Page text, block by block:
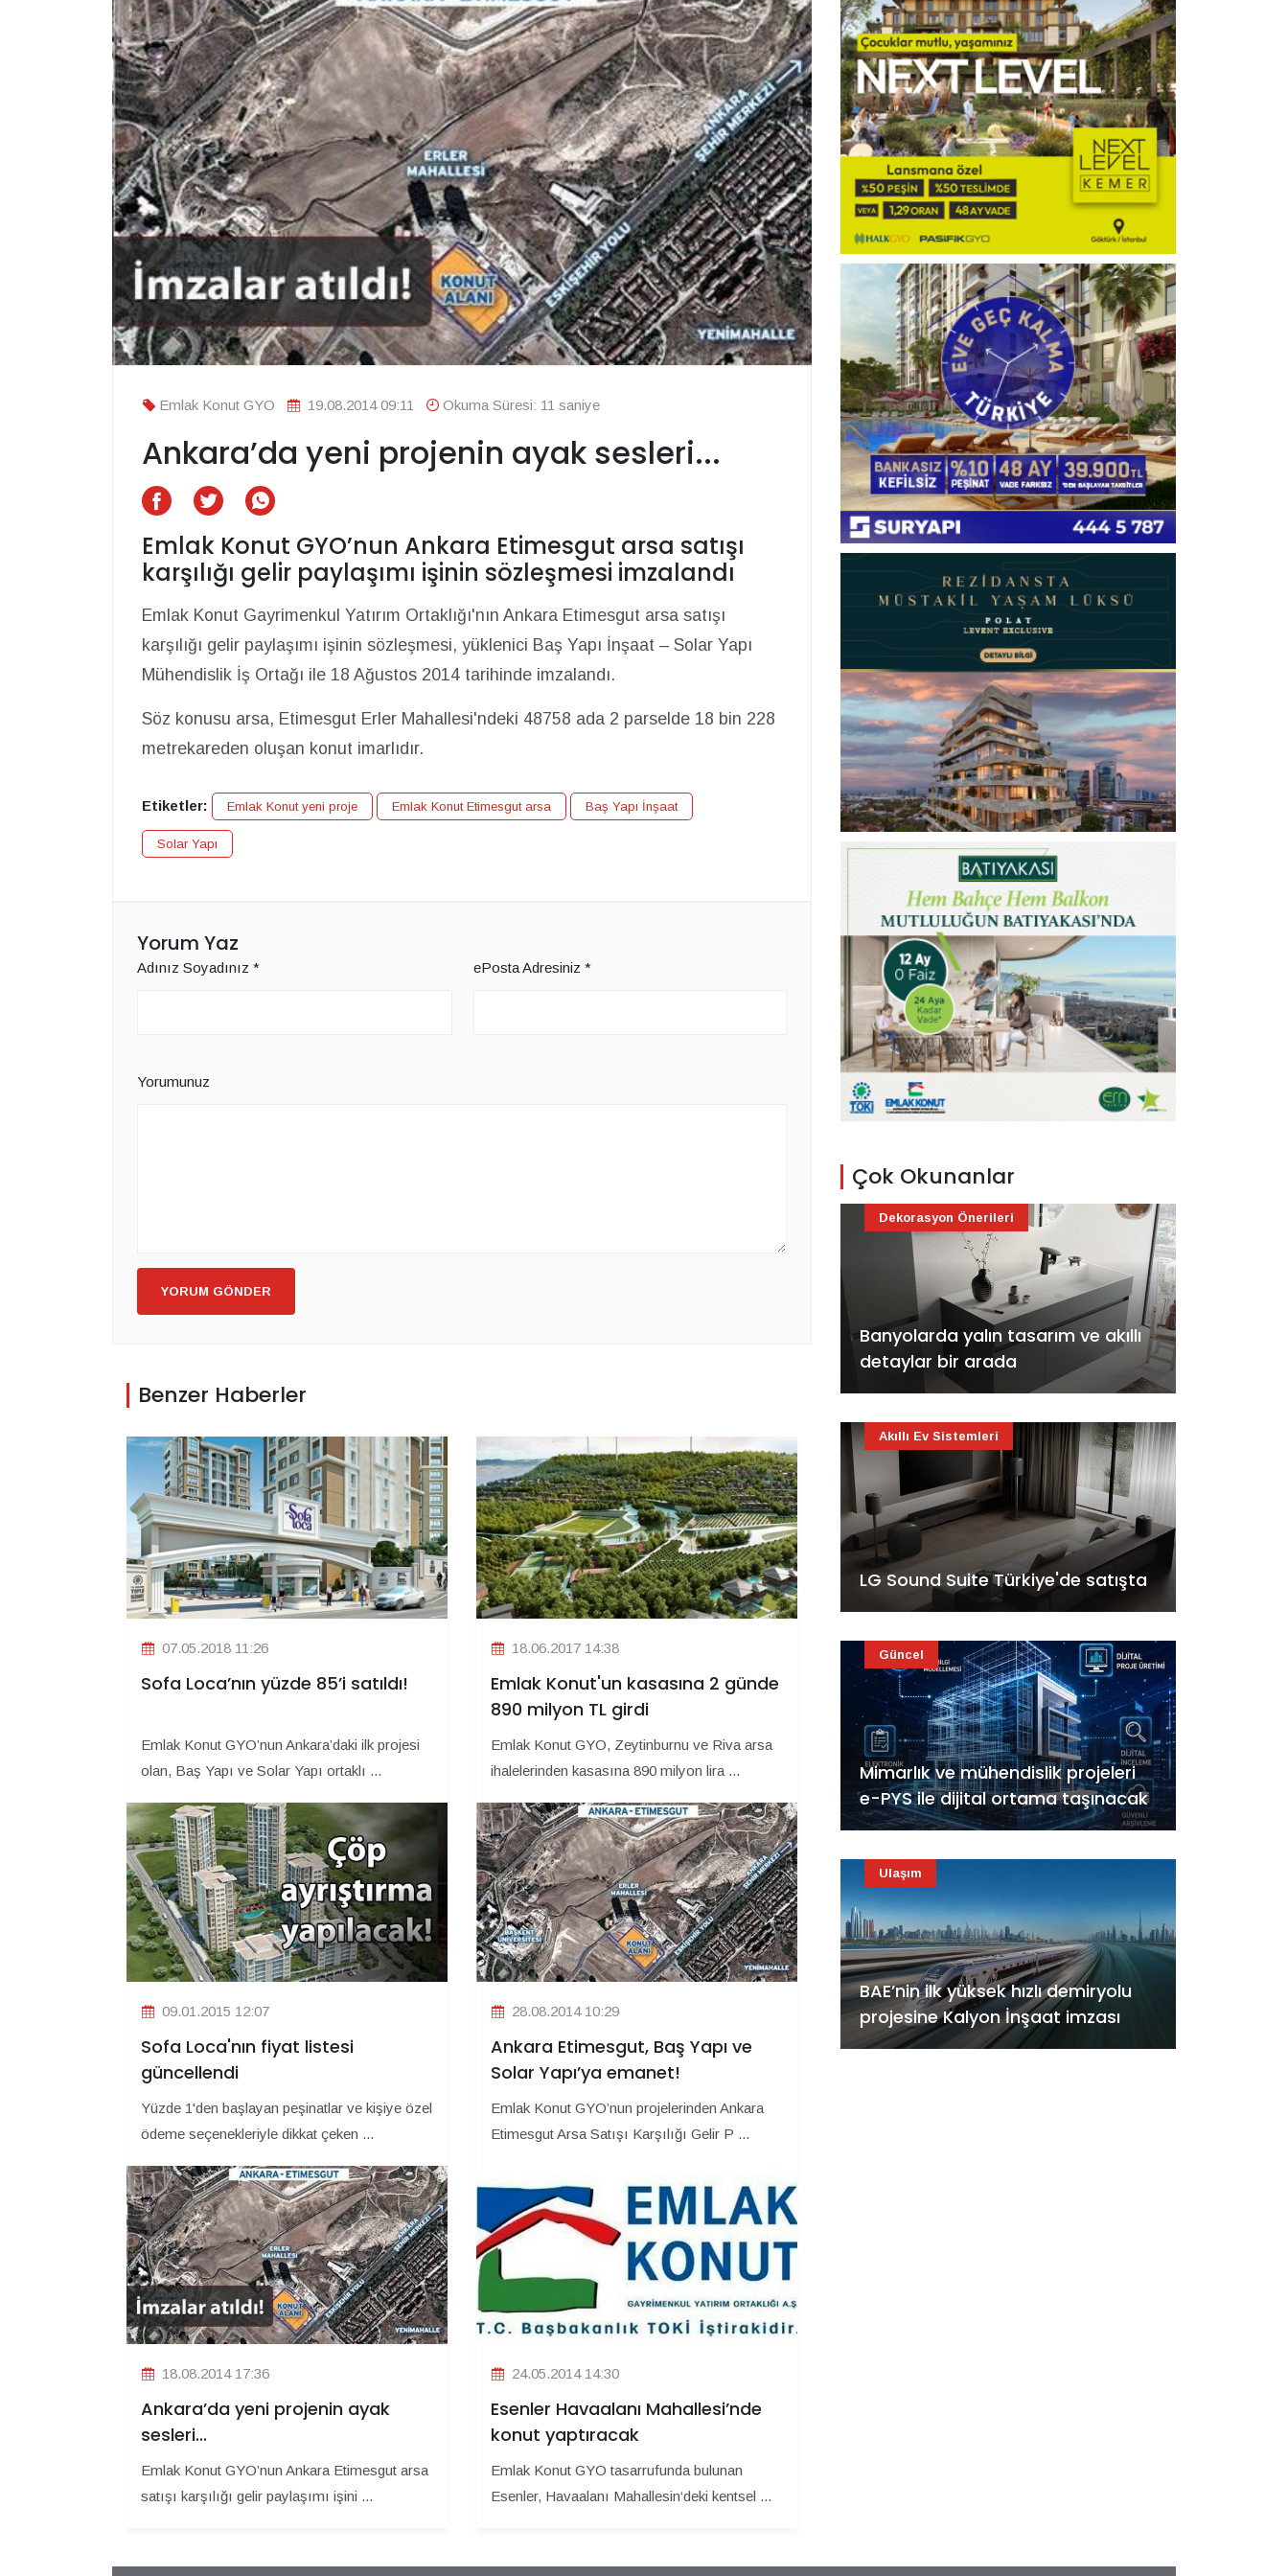
Emlak Konut GYO 19.08.2014 09:11 Okuma Süresi: 11 saniye
Ankara’da yeni projenin ayak sesleri...
Emlak Konut GYO’nun Ankara Etimesgut arsa satışı
karşılığı gelir paylaşımı işinin sözleşmesi imzalandı
Emlak Konut Gayrimenkul Yatırım Ortaklığı'nın Ankara Etimesgut arsa satışı
karşılığı gelir paylaşımı işinin sözleşmesi, yüklenici Baş Yapı İnşaat – Solar Yapı
Mühendislik İş Ortağı ile 18 Ağustos 2014 tarihinde imzalandı.
Söz konusu arsa, Etimesgut Erler Mahallesi'ndeki 48758 ada 2 parselde 18 bin 228
metrekareden oluşan konut imarlıdır.
Etiketler: Emlak Konut yeni proje Emlak Konut Etimesgut arsa Baş Yapı İnşaat
Solar Yapı
Yorum Yaz
Adınız Soyadınız * ePosta Adresiniz *
Yorumunuz
YORUM GÖNDER
Benzer Haberler
07.05.2018 11:26
Sofa Loca’nın yüzde 85’i satıldı!
Emlak Konut GYO’nun Ankara’daki ilk projesi
olan, Baş Yapı ve Solar Yapı ortaklı ...
18.06.2017 14:38
Emlak Konut'un kasasına 2 günde
890 milyon TL girdi
Emlak Konut GYO, Zeytinburnu ve Riva arsa
ihalelerinden kasasına 890 milyon lira ...
09.01.2015 12:07
Sofa Loca'nın fiyat listesi
güncellendi
Yüzde 1'den başlayan peşinatlar ve kişiye özel
ödeme seçenekleriyle dikkat çeken ...
28.08.2014 10:29
Ankara Etimesgut, Baş Yapı ve
Solar Yapı’ya emanet!
Emlak Konut GYO’nun projelerinden Ankara
Etimesgut Arsa Satışı Karşılığı Gelir P ...
18.08.2014 17:36
Ankara’da yeni projenin ayak
sesleri...
Emlak Konut GYO’nun Ankara Etimesgut arsa
satışı karşılığı gelir paylaşımı işini ...
24.05.2014 14:30
Esenler Havaalanı Mahallesi’nde
konut yaptıracak
Emlak Konut GYO tasarrufunda bulunan
Esenler, Havaalanı Mahallesin‘deki kentsel ...
Çok Okunanlar
Banyolarda yalın tasarım ve akıllı
detaylar bir arada
Dekorasyon Önerileri
LG Sound Suite Türkiye'de satışta
Akıllı Ev Sistemleri
Mimarlık ve mühendislik projeleri
e-PYS ile dijital ortama taşınacak
Güncel
BAE’nin ilk yüksek hızlı demiryolu
projesine Kalyon İnşaat imzası
Ulaşım